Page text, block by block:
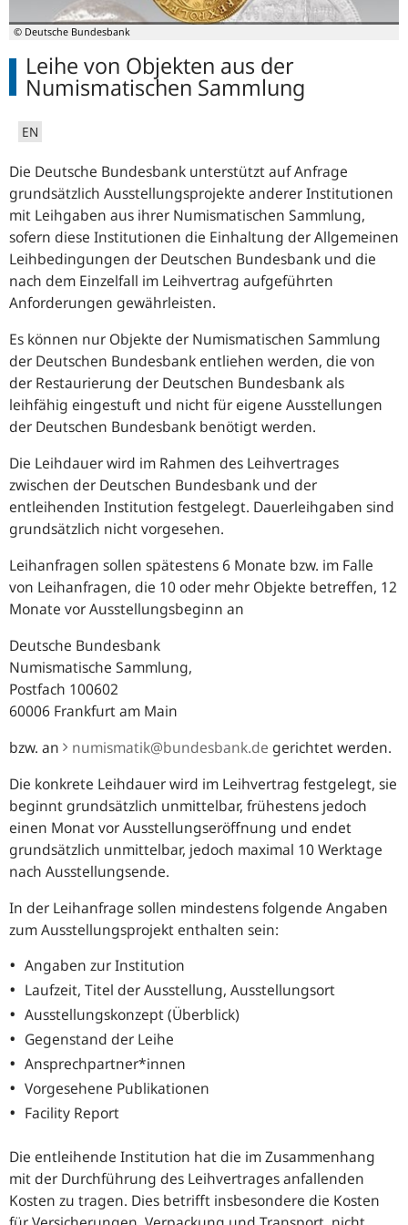
© Deutsche Bundesbank
Leihe von Objekten aus der
Numismatischen Sammlung
EN
Die Deutsche Bundesbank unterstützt auf Anfrage
grundsätzlich Ausstellungsprojekte anderer Institutionen
mit Leihgaben aus ihrer Numismatischen Sammlung,
sofern diese Institutionen die Einhaltung der Allgemeinen
Leihbedingungen der Deutschen Bundesbank und die
nach dem Einzelfall im Leihvertrag aufgeführten
Anforderungen gewährleisten.
Es können nur Objekte der Numismatischen Sammlung
der Deutschen Bundesbank entliehen werden, die von
der Restaurierung der Deutschen Bundesbank als
leihfähig eingestuft und nicht für eigene Ausstellungen
der Deutschen Bundesbank benötigt werden.
Die Leihdauer wird im Rahmen des Leihvertrages
zwischen der Deutschen Bundesbank und der
entleihenden Institution festgelegt. Dauerleihgaben sind
grundsätzlich nicht vorgesehen.
Leihanfragen sollen spätestens 6 Monate bzw. im Falle
von Leihanfragen, die 10 oder mehr Objekte betreffen, 12
Monate vor Ausstellungsbeginn an
Deutsche Bundesbank
Numismatische Sammlung,
Postfach 100602
60006 Frankfurt am Main
bzw. an
numismatik@bundesbank.de gerichtet werden.
Die konkrete Leihdauer wird im Leihvertrag festgelegt, sie
beginnt grundsätzlich unmittelbar, frühestens jedoch
einen Monat vor Ausstellungseröffnung und endet
grundsätzlich unmittelbar, jedoch maximal 10 Werktage
nach Ausstellungsende.
In der Leihanfrage sollen mindestens folgende Angaben
zum Ausstellungsprojekt enthalten sein:
Angaben zur Institution
Laufzeit, Titel der Ausstellung, Ausstellungsort
Ausstellungskonzept (Überblick)
Gegenstand der Leihe
Ansprechpartner*innen
Vorgesehene Publikationen
Facility Report
Die entleihende Institution hat die im Zusammenhang
mit der Durchführung des Leihvertrages anfallenden
Kosten zu tragen. Dies betrifft insbesondere die Kosten